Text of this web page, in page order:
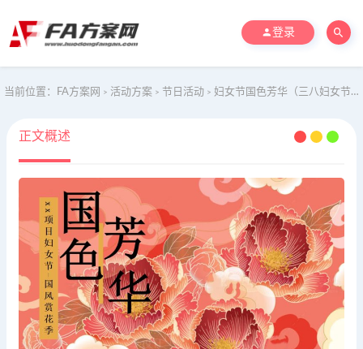
登录
当前位置： FA方案网 > 活动方案 > 节日活动 > 妇女节国色芳华（三八妇女节女神节，国色赏花季，国风牡丹节）
正文概述